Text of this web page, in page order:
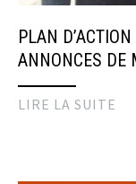
PLAN
ANNONCES DE
LIRE LA SUITE